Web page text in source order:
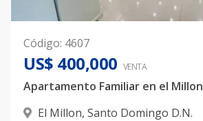
Código: 4607
US$ 400,000 VENTA
Apartamento Familiar en el Millon
El Millon, Santo Domingo D.N.